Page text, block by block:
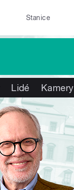
Stanice
Lidé Kamery